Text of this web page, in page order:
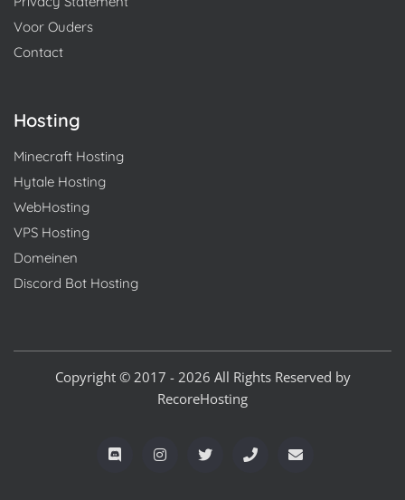
Voor Ouders
Contact
Hosting
Minecraft Hosting
Hytale Hosting
WebHosting
VPS Hosting
Domeinen
Discord Bot Hosting
Copyright © 2017 - 2026 All Rights Reserved by
RecoreHosting